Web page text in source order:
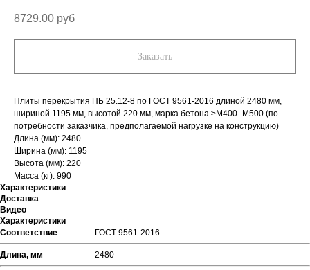
8729.00 руб
Заказать
Плиты перекрытия ПБ 25.12-8 по ГОСТ 9561-2016 длиной 2480 мм,
шириной 1195 мм, высотой 220 мм, марка бетона ≥М400–М500 (по
потребности заказчика, предполагаемой нагрузке на конструкцию)
Длина (мм): 2480
Ширина (мм): 1195
Высота (мм): 220
Масса (кг): 990
Характеристики
Доставка
Видео
Характеристики
Соответствие
ГОСТ 9561-2016
Длина, мм 2480